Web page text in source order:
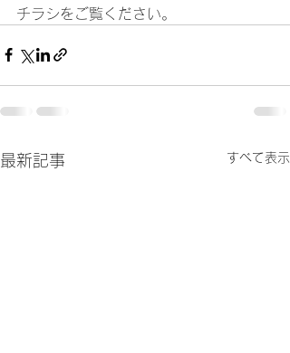
チラシをご覧ください。
最新記事 すべて表示